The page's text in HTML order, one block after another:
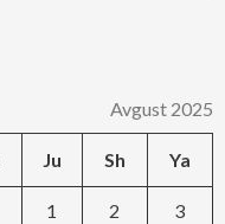
Avgust 2025
Ju Sh Ya
1 2 3